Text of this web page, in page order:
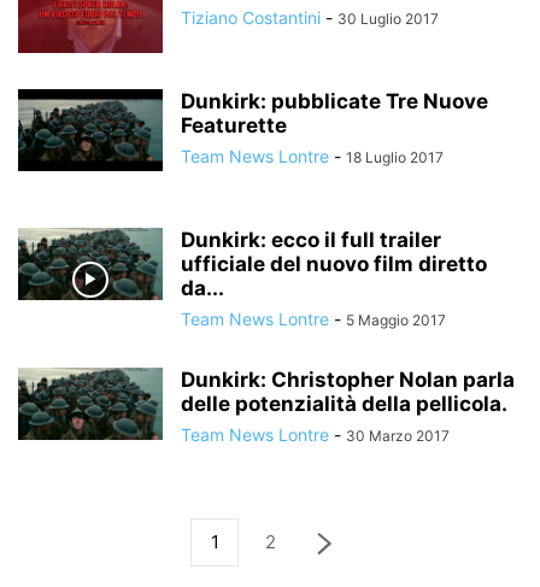
Tiziano Costantini - 30 Luglio 2017
Dunkirk: pubblicate Tre Nuove
Featurette
Team News Lontre - 18 Luglio 2017
Dunkirk: ecco il full trailer
ufficiale del nuovo film diretto
da...
Team News Lontre - 5 Maggio 2017
Dunkirk: Christopher Nolan parla
delle potenzialità della pellicola.
Team News Lontre - 30 Marzo 2017
1 2